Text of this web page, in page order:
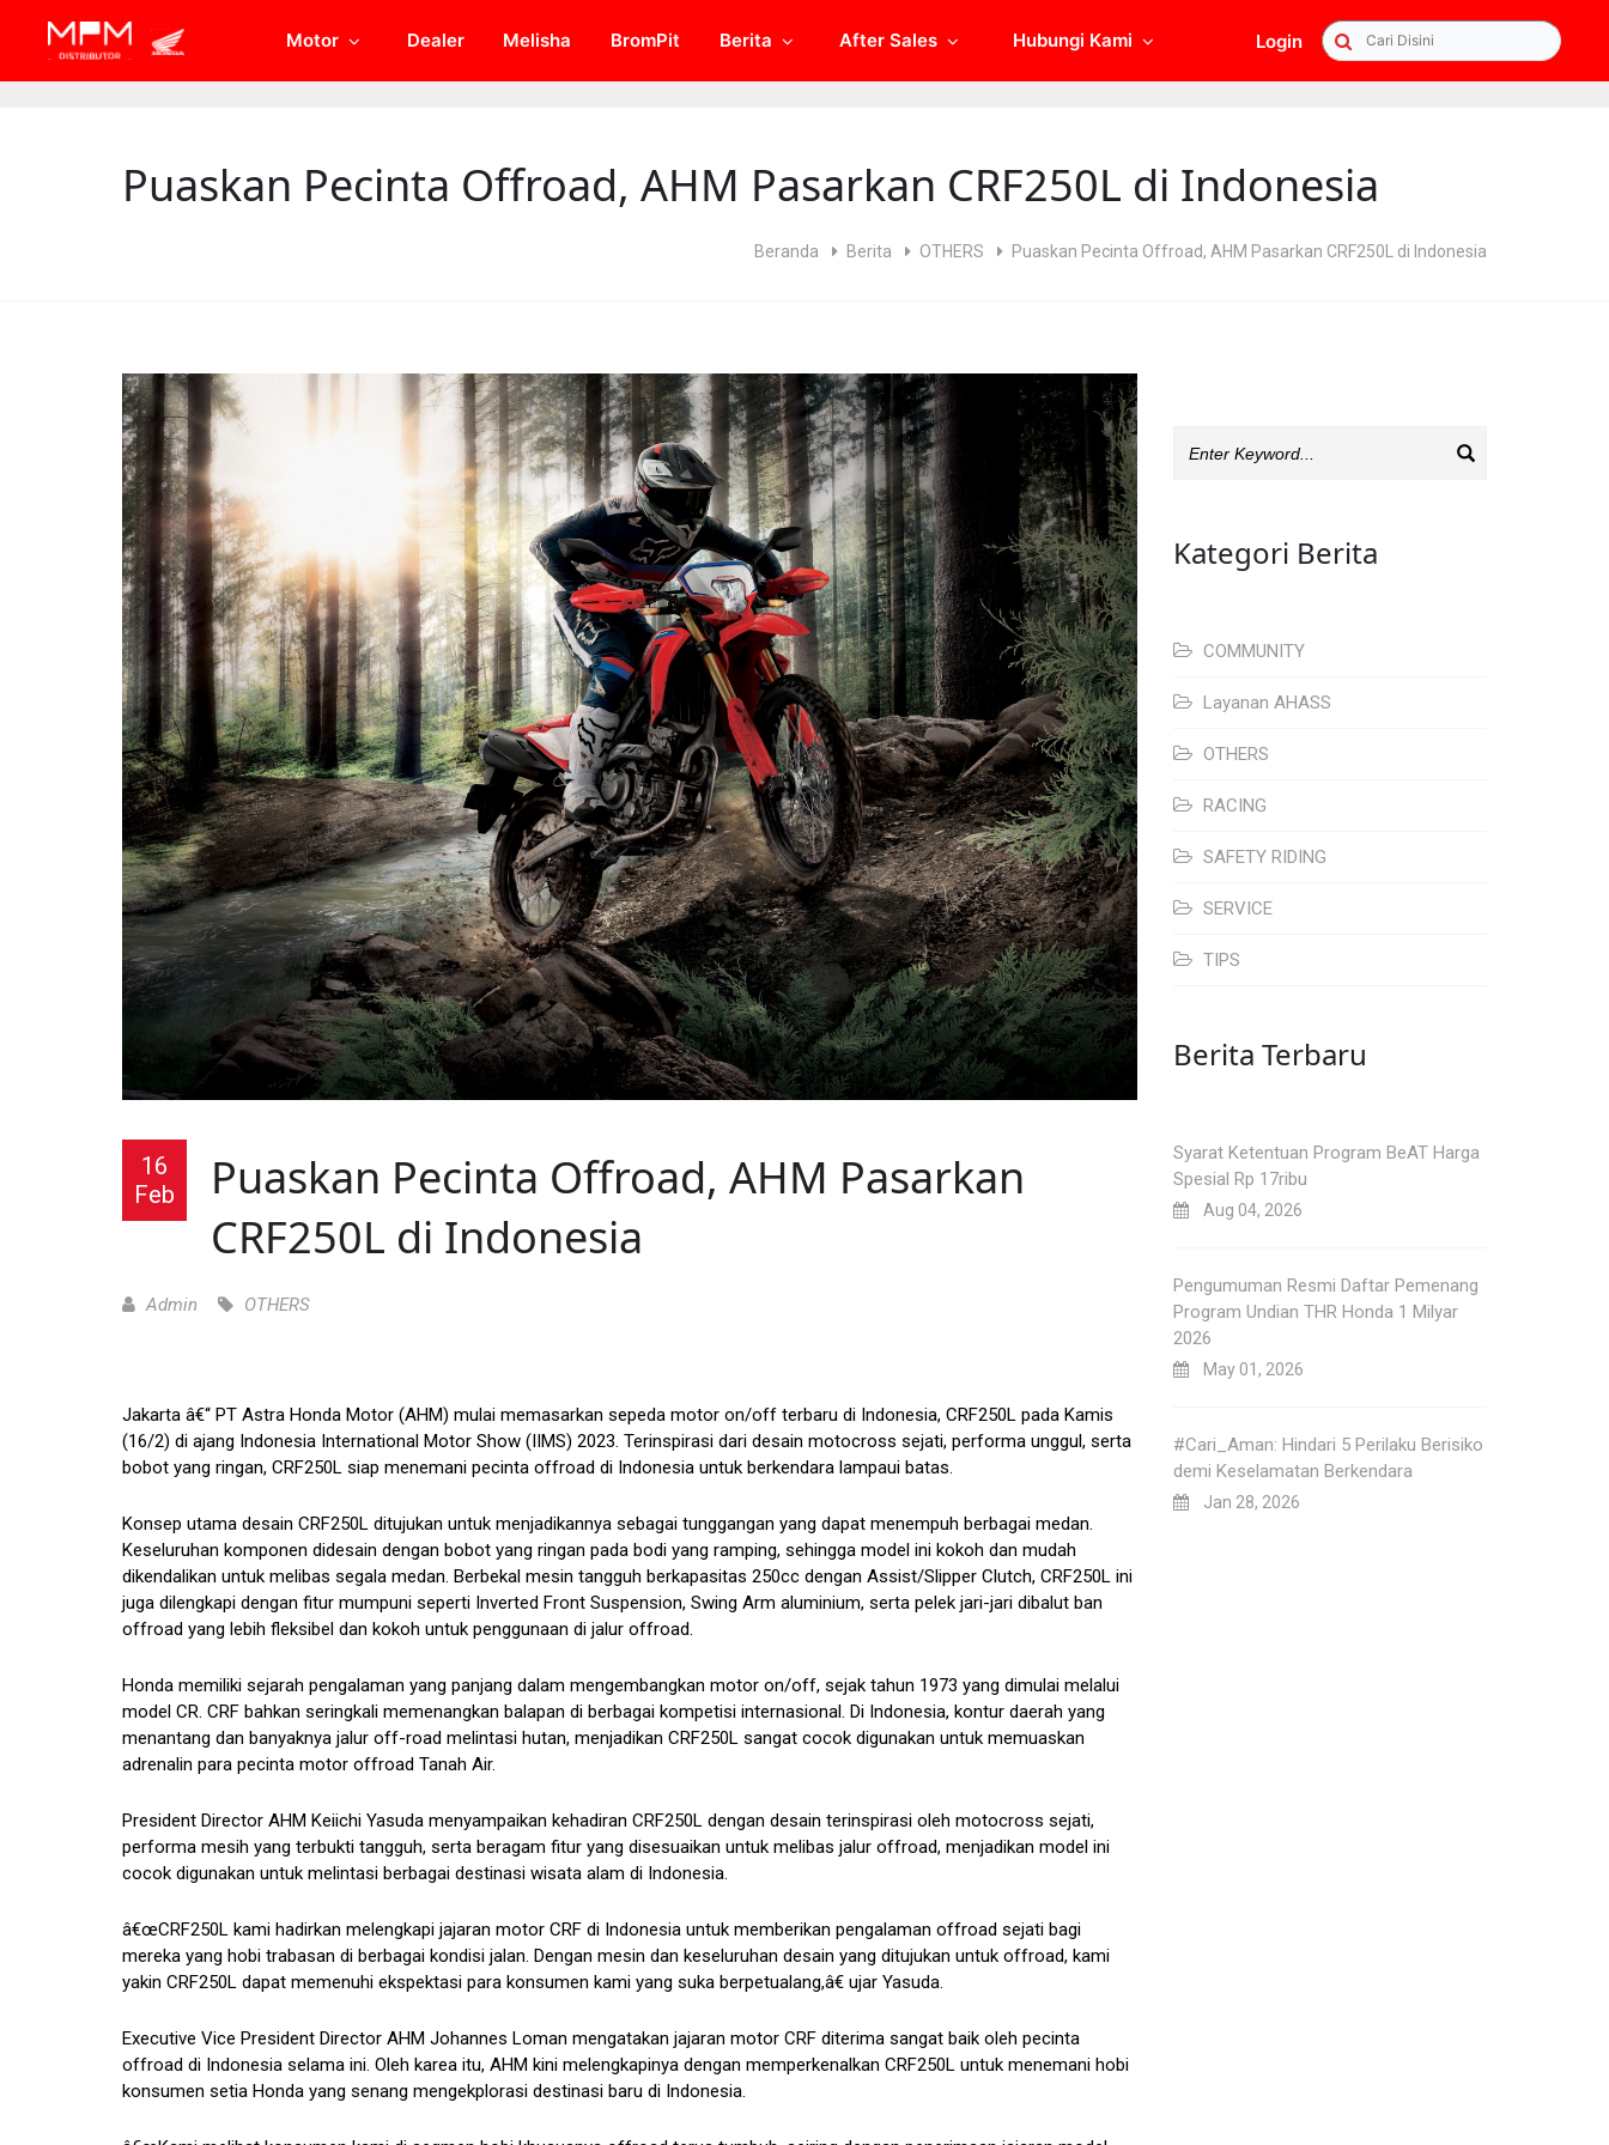
Motor Dealer Melisha BromPit Berita After Sales Hubungi Kami Login
Puaskan Pecinta Offroad, AHM Pasarkan CRF250L di Indonesia
Beranda Berita OTHERS Puaskan Pecinta Offroad, AHM Pasarkan CRF250L di Indonesia
16
Feb
Puaskan Pecinta Offroad, AHM Pasarkan
CRF250L di Indonesia
Admin OTHERS
Jakarta â€“ PT Astra Honda Motor (AHM) mulai memasarkan sepeda motor on/off terbaru di Indonesia, CRF250L pada Kamis
(16/2) di ajang Indonesia International Motor Show (IIMS) 2023. Terinspirasi dari desain motocross sejati, performa unggul, serta
bobot yang ringan, CRF250L siap menemani pecinta offroad di Indonesia untuk berkendara lampaui batas.
Konsep utama desain CRF250L ditujukan untuk menjadikannya sebagai tunggangan yang dapat menempuh berbagai medan.
Keseluruhan komponen didesain dengan bobot yang ringan pada bodi yang ramping, sehingga model ini kokoh dan mudah
dikendalikan untuk melibas segala medan. Berbekal mesin tangguh berkapasitas 250cc dengan Assist/Slipper Clutch, CRF250L ini
juga dilengkapi dengan fitur mumpuni seperti Inverted Front Suspension, Swing Arm aluminium, serta pelek jari-jari dibalut ban
offroad yang lebih fleksibel dan kokoh untuk penggunaan di jalur offroad.
Honda memiliki sejarah pengalaman yang panjang dalam mengembangkan motor on/off, sejak tahun 1973 yang dimulai melalui
model CR. CRF bahkan seringkali memenangkan balapan di berbagai kompetisi internasional. Di Indonesia, kontur daerah yang
menantang dan banyaknya jalur off-road melintasi hutan, menjadikan CRF250L sangat cocok digunakan untuk memuaskan
adrenalin para pecinta motor offroad Tanah Air.
President Director AHM Keiichi Yasuda menyampaikan kehadiran CRF250L dengan desain terinspirasi oleh motocross sejati,
performa mesih yang terbukti tangguh, serta beragam fitur yang disesuaikan untuk melibas jalur offroad, menjadikan model ini
cocok digunakan untuk melintasi berbagai destinasi wisata alam di Indonesia.
â€œCRF250L kami hadirkan melengkapi jajaran motor CRF di Indonesia untuk memberikan pengalaman offroad sejati bagi
mereka yang hobi trabasan di berbagai kondisi jalan. Dengan mesin dan keseluruhan desain yang ditujukan untuk offroad, kami
yakin CRF250L dapat memenuhi ekspektasi para konsumen kami yang suka berpetualang,â€ ujar Yasuda.
Executive Vice President Director AHM Johannes Loman mengatakan jajaran motor CRF diterima sangat baik oleh pecinta
offroad di Indonesia selama ini. Oleh karea itu, AHM kini melengkapinya dengan memperkenalkan CRF250L untuk menemani hobi
konsumen setia Honda yang senang mengekplorasi destinasi baru di Indonesia.
Kategori Berita
COMMUNITY
Layanan AHASS
OTHERS
RACING
SAFETY RIDING
SERVICE
TIPS
Berita Terbaru
Syarat Ketentuan Program BeAT Harga
Spesial Rp 17ribu
Aug 04, 2026
Pengumuman Resmi Daftar Pemenang
Program Undian THR Honda 1 Milyar
2026
May 01, 2026
#Cari_Aman: Hindari 5 Perilaku Berisiko
demi Keselamatan Berkendara
Jan 28, 2026